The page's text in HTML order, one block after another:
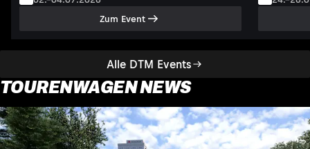
Alle DTM Events
Zum Event
TOURENWAGEN NEWS